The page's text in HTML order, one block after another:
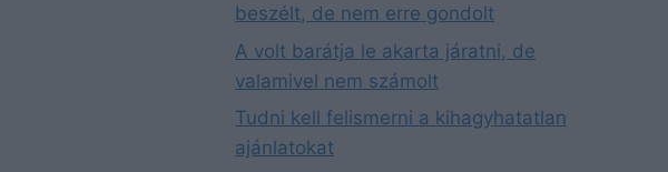
beszélt, de nem erre gondolt
A volt barátja le akarta járatni, de
valamivel nem számolt
Tudni kell felismerni a kihagyhatatlan
ajánlatokat